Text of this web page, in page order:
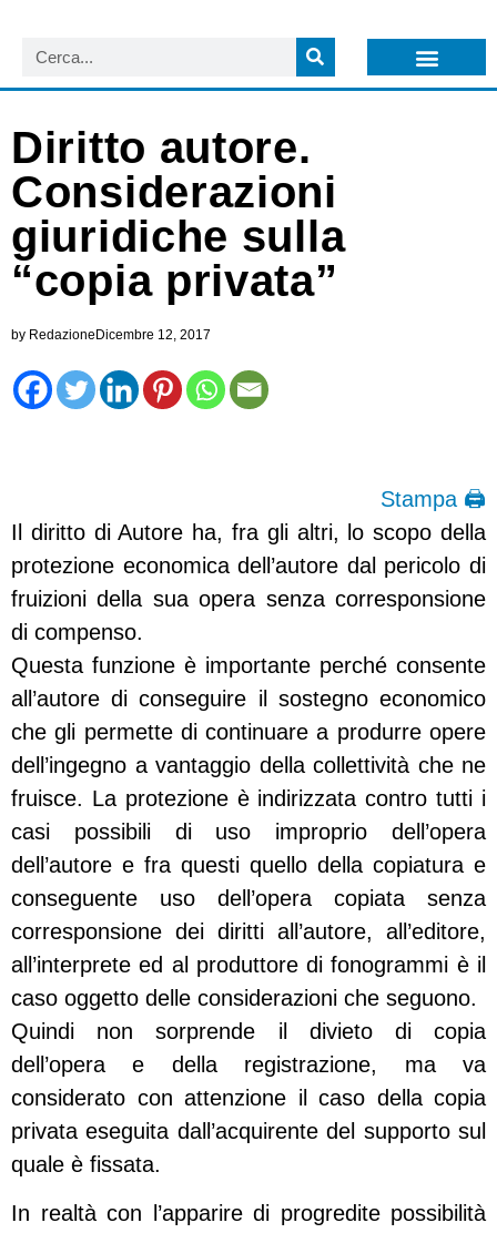
Diritto autore.
Considerazioni
giuridiche sulla
“copia privata”
by Redazione Dicembre 12, 2017
Stampa 🖨
Il diritto di Autore ha, fra gli altri, lo scopo della
protezione economica dell’autore dal pericolo di
fruizioni della sua opera senza corresponsione
di compenso.
Questa funzione è importante perché consente
all’autore di conseguire il sostegno economico
che gli permette di continuare a produrre opere
dell’ingegno a vantaggio della collettività che ne
fruisce. La protezione è indirizzata contro tutti i
casi possibili di uso improprio dell’opera
dell’autore e fra questi quello della copiatura e
conseguente uso dell’opera copiata senza
corresponsione dei diritti all’autore, all’editore,
all’interprete ed al produttore di fonogrammi è il
caso oggetto delle considerazioni che seguono.
Quindi non sorprende il divieto di copia
dell’opera e della registrazione, ma va
considerato con attenzione il caso della copia
privata eseguita dall’acquirente del supporto sul
quale è fissata.
In realtà con l’apparire di progredite possibilità